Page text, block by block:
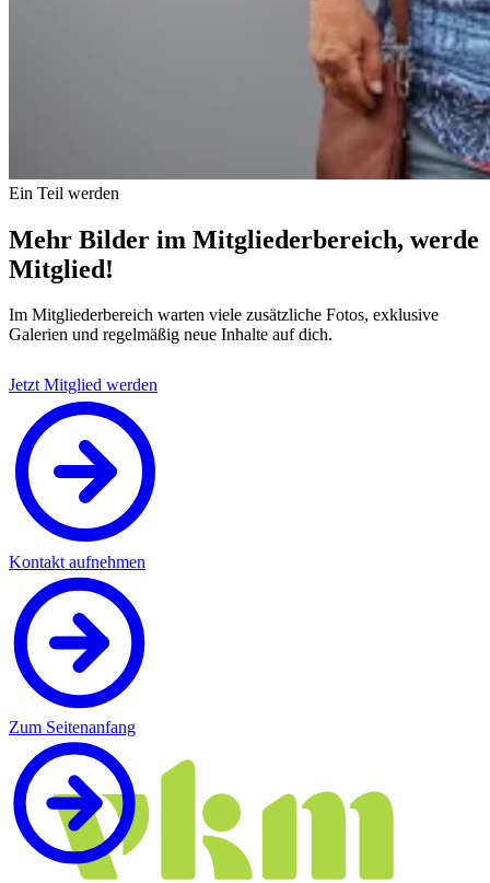
Ein Teil werden
Mehr Bilder im Mitgliederbereich, werde
Mitglied!
Im Mitgliederbereich warten viele zusätzliche Fotos, exklusive
Galerien und regelmäßig neue Inhalte auf dich.
Jetzt Mitglied werden
Kontakt aufnehmen
Zum Seitenanfang